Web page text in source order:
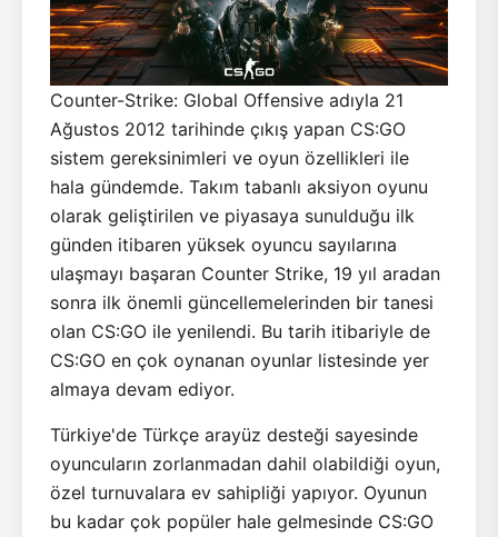
Counter-Strike: Global Offensive adıyla 21
Ağustos 2012 tarihinde çıkış yapan CS:GO
sistem gereksinimleri ve oyun özellikleri ile
hala gündemde. Takım tabanlı aksiyon oyunu
olarak geliştirilen ve piyasaya sunulduğu ilk
günden itibaren yüksek oyuncu sayılarına
ulaşmayı başaran Counter Strike, 19 yıl aradan
sonra ilk önemli güncellemelerinden bir tanesi
olan CS:GO ile yenilendi. Bu tarih itibariyle de
CS:GO en çok oynanan oyunlar listesinde yer
almaya devam ediyor.
Türkiye'de Türkçe arayüz desteği sayesinde
oyuncuların zorlanmadan dahil olabildiği oyun,
özel turnuvalara ev sahipliği yapıyor. Oyunun
bu kadar çok popüler hale gelmesinde CS:GO